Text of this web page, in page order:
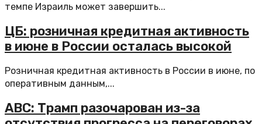
темпе Израиль может завершить...
ЦБ: розничная кредитная активность
в июне в России осталась высокой
Розничная кредитная активность в России в июне, по
оперативным данным,...
ABC: Трамп разочарован из-за